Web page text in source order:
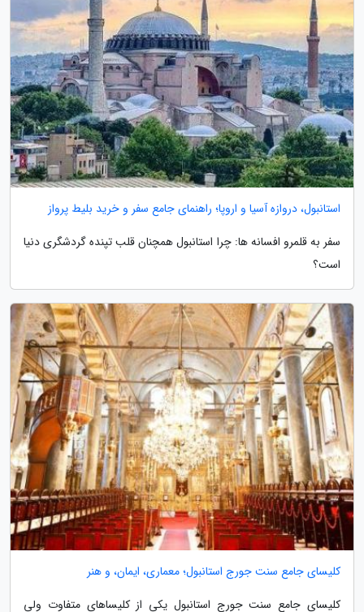
استانبول، دروازه آسیا و اروپا؛ راهنمای جامع سفر و خرید بلیط پرواز
سفر به قلمرو افسانه ها: چرا استانبول همچنان قلب تپنده گردشگری دنیا
است؟
کلیسای جامع سنت جورج استانبول؛ معماری، ایمان، و هنر
کلیسای جامع سنت جورج استانبول یکی از کلیساهای متفاوت ولی